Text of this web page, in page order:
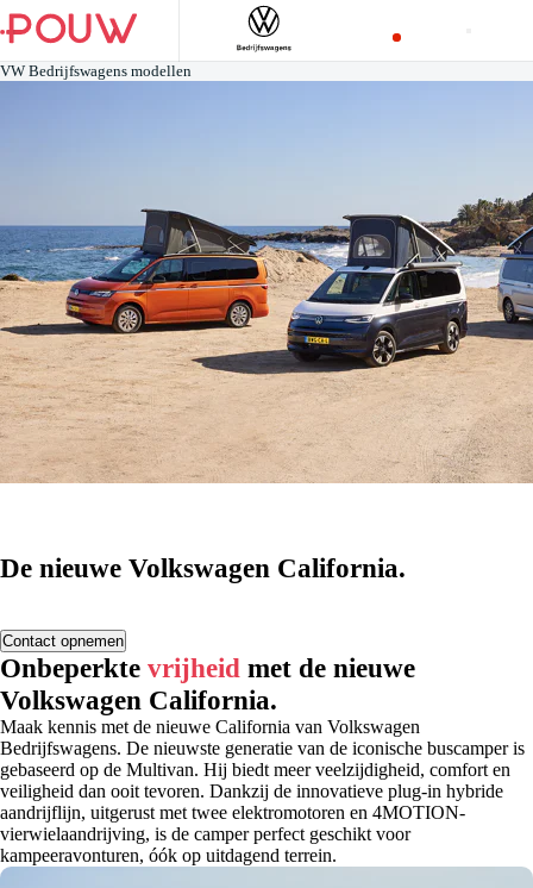
VW Bedrijfswagens modellen
De nieuwe Volkswagen California.
Contact opnemen
Onbeperkte vrijheid met de nieuwe
Volkswagen California.
Maak kennis met de nieuwe California van Volkswagen
Bedrijfswagens. De nieuwste generatie van de iconische buscamper is
gebaseerd op de Multivan. Hij biedt meer veelzijdigheid, comfort en
veiligheid dan ooit tevoren. Dankzij de innovatieve plug-in hybride
aandrijflijn, uitgerust met twee elektromotoren en 4MOTION-
vierwielaandrijving, is de camper perfect geschikt voor
kampeeravonturen, óók op uitdagend terrein.